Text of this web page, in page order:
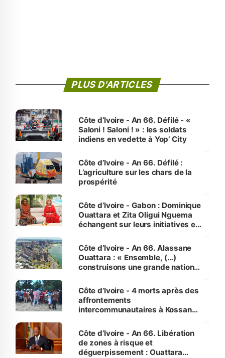
PLUS D'ARTICLES
Côte d’Ivoire - An 66. Défilé - «
Saloni ! Saloni ! » : les soldats
indiens en vedette à Yop’ City
Côte d’Ivoire - An 66. Défilé :
L’agriculture sur les chars de la
prospérité
Côte d’Ivoire - Gabon : Dominique
Ouattara et Zita Oligui Nguema
échangent sur leurs initiatives en
enfants
Côte d’Ivoire - An 66. Alassane
Ouattara : « Ensemble, (…)
construisons une grande nation
générations futures »
Côte d’Ivoire - 4 morts après des
affrontements
intercommunautaires à Kossandji
milieu des sinistrés
Côte d’Ivoire - An 66. Libération
de zones à risque et
déguerpissement : Ouattara